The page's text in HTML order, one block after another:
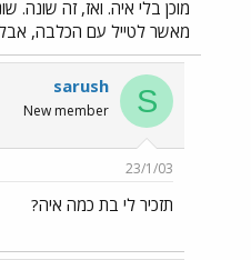
מוכן בלי איה. ואז, זה שונה.
מאשר לטייל עם הכלבה, אבל
S
sarush
New member
23/1/03
תזכיר לי בת כמה איה?